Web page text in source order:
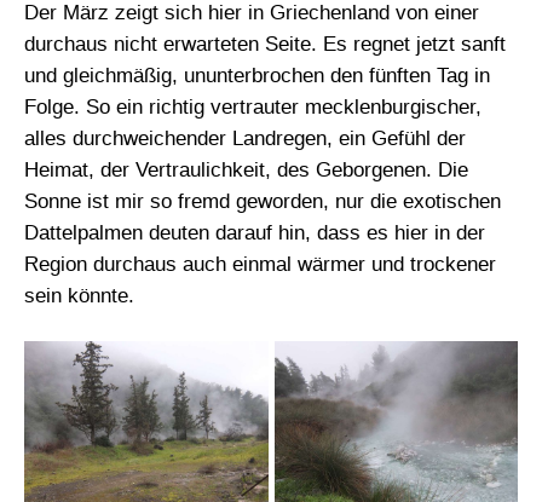
Der März zeigt sich hier in Griechenland von einer
durchaus nicht erwarteten Seite. Es regnet jetzt sanft
und gleichmäßig, ununterbrochen den fünften Tag in
Folge. So ein richtig vertrauter mecklenburgischer,
alles durchweichender Landregen, ein Gefühl der
Heimat, der Vertraulichkeit, des Geborgenen. Die
Sonne ist mir so fremd geworden, nur die exotischen
Dattelpalmen deuten darauf hin, dass es hier in der
Region durchaus auch einmal wärmer und trockener
sein könnte.